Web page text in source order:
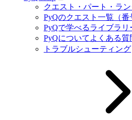
クエスト・パート・ラ
PyQのクエスト一覧（番
PyQで学べるライブラリ
PyQについてよくある質
トラブルシューティング